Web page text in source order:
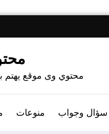
محتوي وى موقع يهتم
سؤال وجواب منوعات